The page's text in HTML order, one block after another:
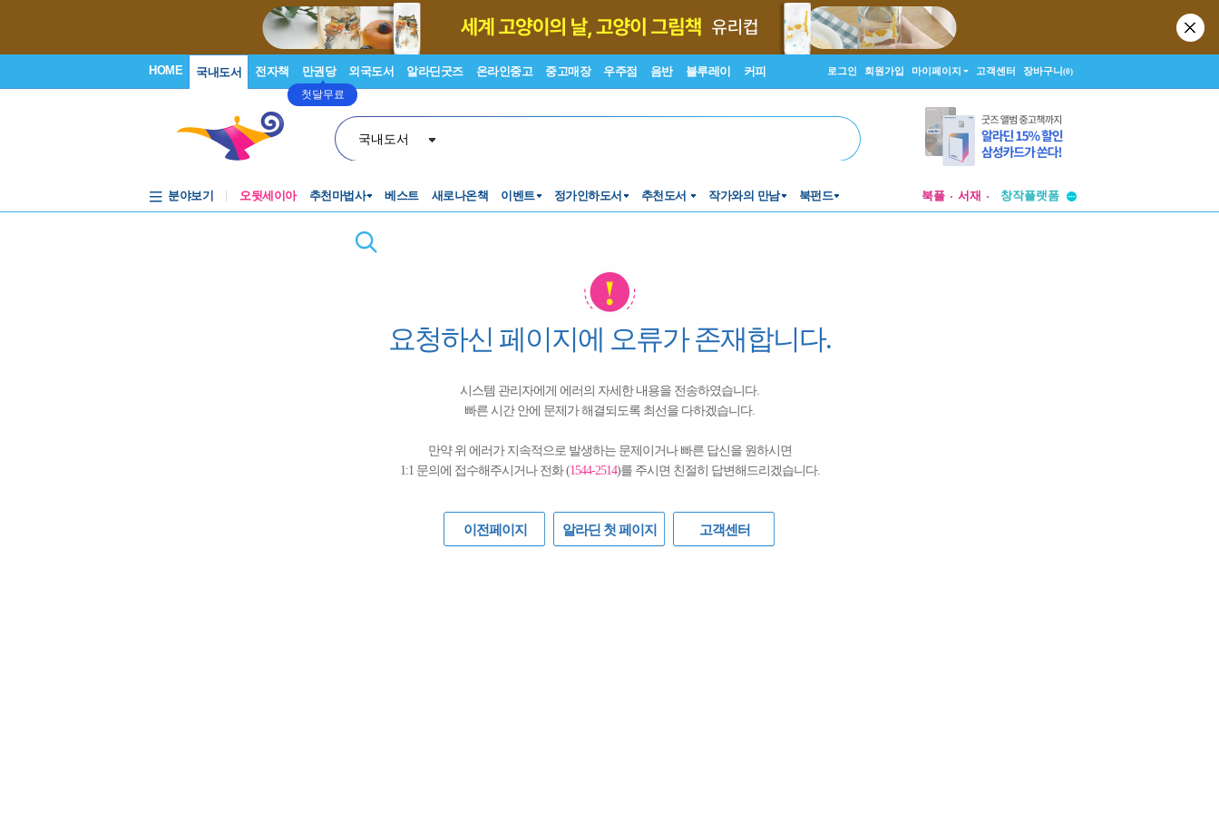
HOME 국내도서 전자책 만권당
첫달무료
외국도서 알라딘굿즈 온라인중고 중고매장 우주점 음반 블루레이 커피 로그인 회원가입 마이페이지 고객센터 장바구니(0)
국내도서
분야보기 오뒷세이아 추천마법사 베스트 새로나온책 이벤트 정가인하도서 추천도서 작가와의 만남 북펀드 북플 서재
창작플랫폼
투비컨티뉴드
요청하신 페이지에 오류가 존재합니다.
시스템 관리자에게 에러의 자세한 내용을 전송하였습니다.
빠른 시간 안에 문제가 해결되도록 최선을 다하겠습니다.
만약 위 에러가 지속적으로 발생하는 문제이거나 빠른 답신을 원하시면
1:1 문의에 접수해주시거나 전화 (1544-2514)를 주시면 친절히 답변해드리겠습니다.
이전페이지 알라딘 첫 페이지 고객센터